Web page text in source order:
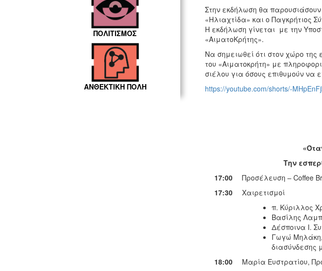
ΠΟΛΙΤΙΣΜΟΣ
ΑΝΘΕΚΤΙΚΗ ΠΟΛΗ
Στην εκδήλωση θα
«Ηλιαχτίδα» και ο Παγκρήτιος
Η εκδήλωση γίνεται με την
«ΑιματοΚρήτης».
Να σημειωθεί ότι στον χώρο
του «Αιματοκρήτη» με
σιέλου για όσους επιθυμούν
https://youtube.com/shorts/-
Την
17:00
Προσέλευση – Coffee
17:30
Χαιρετισμοί
π. Κύριλλος
Βασίλης
Δέσποινα Ι.
Γωγώ Μηλάκη,
διασύνδεσης
18:00
Μαρία Ευστρατίου,